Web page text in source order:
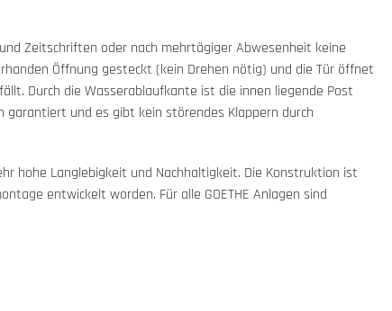
Zeitschriften oder nach mehrtägiger Abwesenheit keine
Öffnung gesteckt (kein Drehen nötig) und die Tür öffnet
Durch die Wasserablaufkante ist die innen liegende Post
und es gibt kein störendes Klappern durch
hohe Langlebigkeit und Nachhaltigkeit. Die Konstruktion ist
entwickelt worden. Für alle GOETHE Anlagen sind